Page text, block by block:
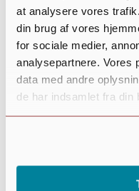
at analysere vores
din brug af vores
for sociale medier,
analysepartnere. Vores
data med andre
de har indsamlet fra din
Tilføj til kalender